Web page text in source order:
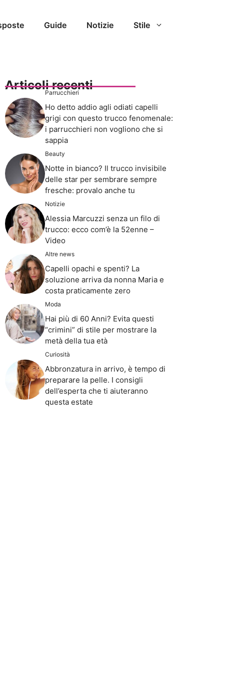
Guide Notizie Stile
Articoli recenti
Parrucchieri
Ho detto addio agli odiati capelli
grigi con questo trucco fenomenale:
i parrucchieri non vogliono che si
sappia
Beauty
Notte in bianco? Il trucco invisibile
delle star per sembrare sempre
fresche: provalo anche tu
Notizie
Alessia Marcuzzi senza un filo di
trucco: ecco com’è la 52enne –
Video
Altre news
Capelli opachi e spenti? La
soluzione arriva da nonna Maria e
costa praticamente zero
Moda
Hai più di 60 Anni? Evita questi
“crimini” di stile per mostrare la
metà della tua età
Curiosità
Abbronzatura in arrivo, è tempo di
preparare la pelle. I consigli
dell’esperta che ti aiuteranno
questa estate